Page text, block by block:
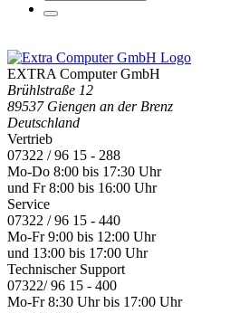
EXTRA Computer GmbH
Brühlstraße 12
89537 Giengen an der Brenz
Deutschland
Vertrieb
07322 / 96 15 - 288
Mo-Do 8:00 bis 17:30 Uhr
und Fr 8:00 bis 16:00 Uhr
Service
07322 / 96 15 - 440
Mo-Fr 9:00 bis 12:00 Uhr
und 13:00 bis 17:00 Uhr
Technischer Support
07322/ 96 15 - 400
Mo-Fr 8:30 Uhr bis 17:00 Uhr